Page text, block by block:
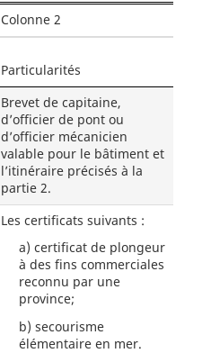
Colonne 2
Particularités
Brevet de capitaine,
d’officier de pont ou
d’officier mécanicien
valable pour le bâtiment et
l’itinéraire précisés à la
partie 2.
Les certificats suivants :
a) certificat de plongeur
à des fins commerciales
reconnu par une
province;
b) secourisme
élémentaire en mer.